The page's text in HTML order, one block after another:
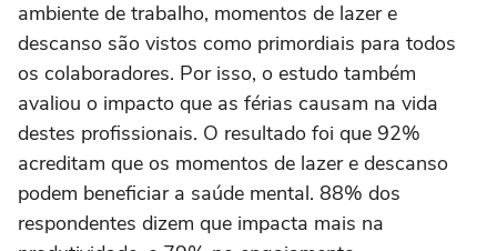
ambiente de trabalho, momentos de lazer e
descanso são vistos como primordiais para todos
os colaboradores. Por isso, o estudo também
avaliou o impacto que as férias causam na vida
destes profissionais. O resultado foi que 92%
acreditam que os momentos de lazer e descanso
podem beneficiar a saúde mental. 88% dos
respondentes dizem que impacta mais na